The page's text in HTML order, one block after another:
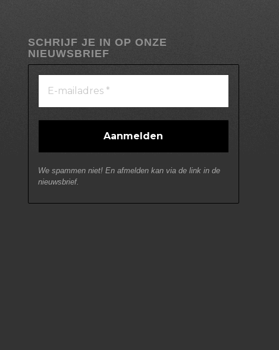
SCHRIJF JE IN OP ONZE
NIEUWSBRIEF
We spammen niet! En afmelden kan via de link in de
nieuwsbrief.